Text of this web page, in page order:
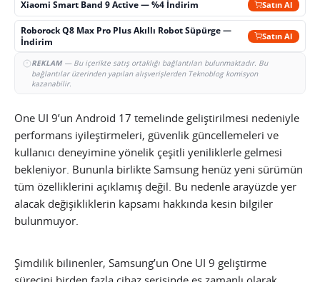
Xiaomi Smart Band 9 Active — %4 İndirim Satın Al
Roborock Q8 Max Pro Plus Akıllı Robot Süpürge —
İndirim
Satın Al
REKLAM— Bu içerikte satış ortaklığı bağlantıları bulunmaktadır. Bu
bağlantılar üzerinden yapılan alışverişlerden Teknoblog komisyon
kazanabilir.
One UI 9’un Android 17 temelinde geliştirilmesi nedeniyle
performans iyileştirmeleri, güvenlik güncellemeleri ve
kullanıcı deneyimine yönelik çeşitli yeniliklerle gelmesi
bekleniyor. Bununla birlikte Samsung henüz yeni sürümün
tüm özelliklerini açıklamış değil. Bu nedenle arayüzde yer
alacak değişikliklerin kapsamı hakkında kesin bilgiler
bulunmuyor.
Şimdilik bilinenler, Samsung’un One UI 9 geliştirme